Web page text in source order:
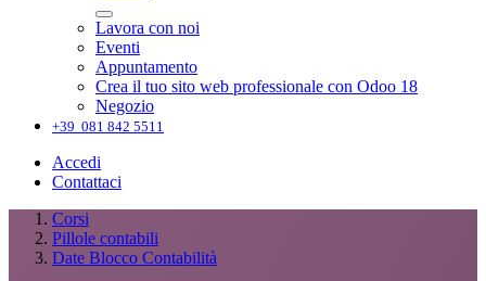
Lavora con noi
Eventi
Appuntamento
Crea il tuo sito web professionale con Odoo 18
Negozio
+39 081 842 5511
Accedi
Contattaci
Corsi
Pillole contabili
Date Blocco Contabilità